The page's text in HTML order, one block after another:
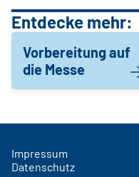
Entdecke mehr:
Vorbereitung auf
die Messe
Impressum
Datenschutz